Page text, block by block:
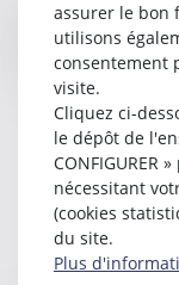
Le droit de
domicile -
assurer le bon
utilisons
consentement
visite.
Cliquez ci-
le dépôt de
CONFIGURER
nécessitant
(cookies
du site.
Plus